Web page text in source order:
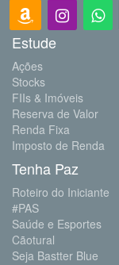
Estude
Ações
Stocks
FIIs & Imóveis
Reserva de Valor
Renda Fixa
Imposto de Renda
Tenha Paz
Roteiro do Iniciante
#PAS
Saúde e Esportes
Cãotural
Seja Bastter Blue